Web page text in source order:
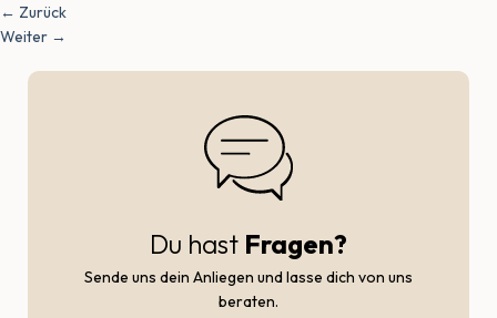
← Zurück
Weiter →
Du hast Fragen?
Sende uns dein Anliegen und lasse dich von uns
beraten.